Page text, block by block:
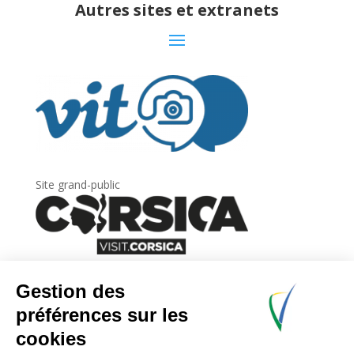
Autres sites et extranets
Site grand-public
Newsletter
Inscrivez-vous àla lettre d’information
l’Agence du tourisme de la Corse.